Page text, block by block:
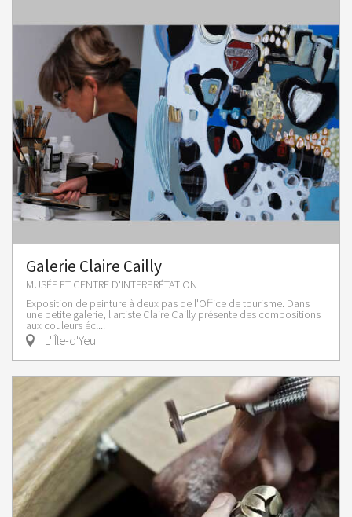
Galerie Claire Cailly
MUSÉE ET CENTRE D'INTERPRÉTATION
Exposition de peinture à deux pas de l'Office de tourisme. Dans
une petite galerie, l'artiste Claire Cailly présente des compositions
aux couleurs écl...
L' Île-d'Yeu